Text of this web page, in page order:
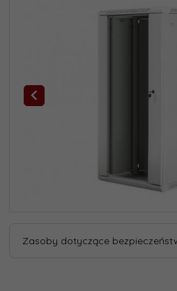
Zasoby dotyczące